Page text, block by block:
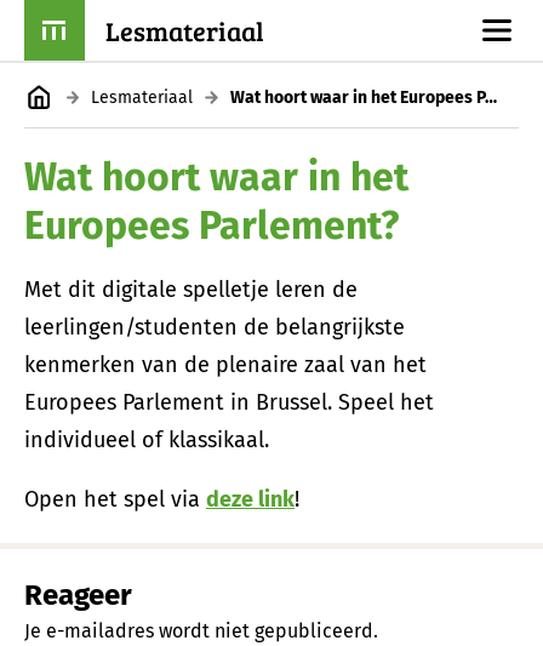
Lesmateriaal
Lesmateriaal Wat hoort waar in het Europees Parlement?
Wat hoort waar in het
Europees Parlement?
Met dit digitale spelletje leren de
leerlingen/studenten de belangrijkste
kenmerken van de plenaire zaal van het
Europees Parlement in Brussel. Speel het
individueel of klassikaal.
Open het spel via deze link!
Reageer
Je e-mailadres wordt niet gepubliceerd.